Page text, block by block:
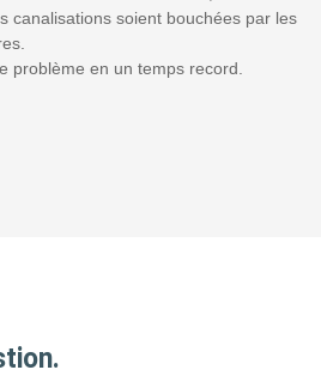
canalisations soient bouchées par les
problème en un temps record.